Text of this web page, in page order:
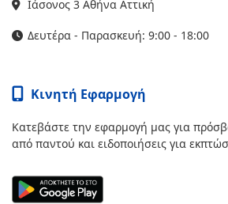
Ιάσονος 3 Αθήνα Αττική
Δευτέρα - Παρασκευή: 9:00 - 18:00
Κινητή Εφαρμογή
Κατεβάστε την εφαρμογή μας για
από παντού και ειδοποιήσεις για